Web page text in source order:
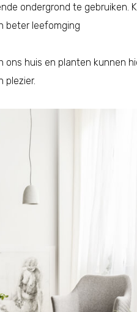
ondergrond te gebruiken.
beter leefomging
huis en planten kunnen
plezier.